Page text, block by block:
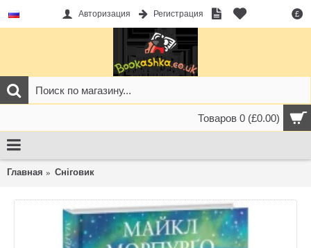
£
Авторизация Регистрация
Товаров 0 (£0.00)
Главная Сніговик